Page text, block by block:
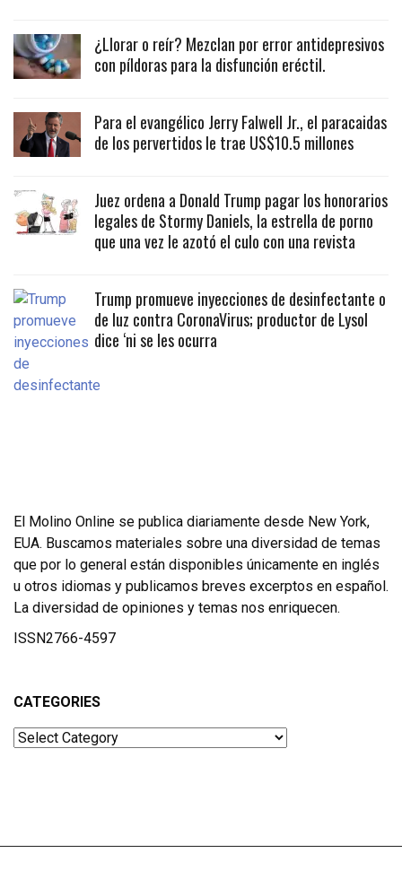
¿Llorar o reír? Mezclan por error antidepresivos
con píldoras para la disfunción eréctil.
Para el evangélico Jerry Falwell Jr., el paracaidas
de los pervertidos le trae US$10.5 millones
Juez ordena a Donald Trump pagar los honorarios
legales de Stormy Daniels, la estrella de porno
que una vez le azotó el culo con una revista
Trump promueve inyecciones de desinfectante o
de luz contra CoronaVirus; productor de Lysol
dice ‘ni se les ocurra
El Molino Online se publica diariamente desde New York,
EUA. Buscamos materiales sobre una diversidad de temas
que por lo general están disponibles únicamente en inglés
u otros idiomas y publicamos breves excerptos en español.
La diversidad de opiniones y temas nos enriquecen.
ISSN2766-4597
CATEGORIES
Categories